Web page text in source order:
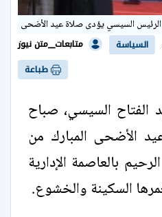
الرئيس السيسي يؤدى صلاة عيد الأضحى
السياسة متابعات__متن نيوز
طباعة
الفتاح السيسي، صباح
عيد الأضحى المبارك من
بالعاصمة الإدارية
السكينة والخشوع.